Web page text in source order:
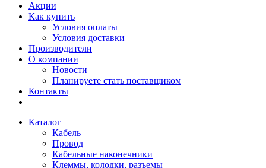
Акции
Как купить
Условия оплаты
Условия доставки
Производители
О компании
Новости
Планируете стать поставщиком
Контакты
Каталог
Кабель
Провод
Кабельные наконечники
Клеммы, колодки, разъемы